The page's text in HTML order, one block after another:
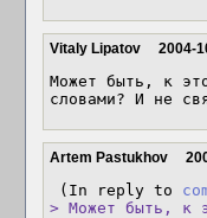
Vitaly Lipatov 2004-
Может быть, к
словами? И не
Artem Pastukhov
(In reply to
> Может быть, к